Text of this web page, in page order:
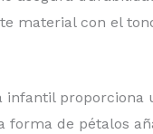
material con el
forma de pétalos